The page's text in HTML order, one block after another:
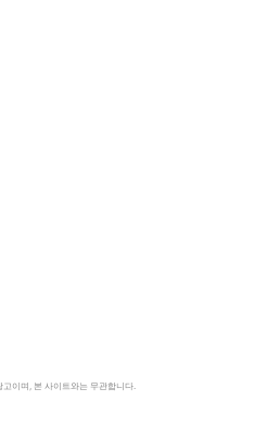
이며, 본 사이트와는 무관합니다.